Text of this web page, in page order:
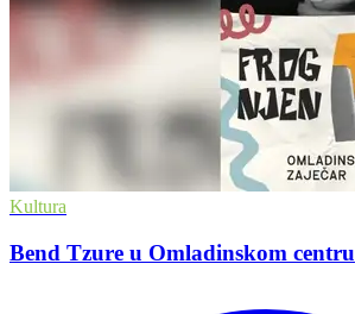
Kultura
Bend Tzure u Omladinskom centru